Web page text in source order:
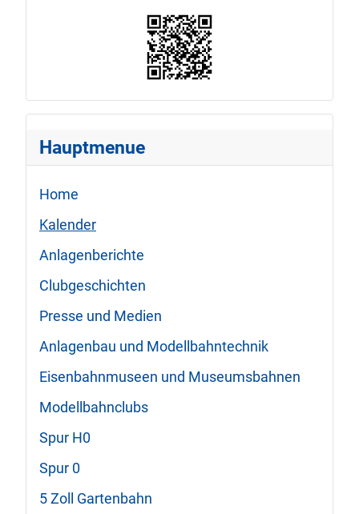
Hauptmenue
Home
Kalender
Anlagenberichte
Clubgeschichten
Presse und Medien
Anlagenbau und Modellbahntechnik
Eisenbahnmuseen und Museumsbahnen
Modellbahnclubs
Spur H0
Spur 0
5 Zoll Gartenbahn